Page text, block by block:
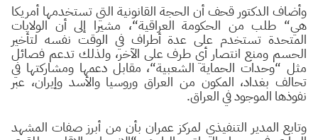
وأضاف الدكتور قحف أن الحجة القانونية التي تستخدمها أمريكا
هي“ طلب من الحكومة العراقية“، مشيرا إلى أن الولايات
المتحدة تستخدم على عدة أطراف في الوقت نفسه لتأخير
الحسم ومنع انتصار أي طرف على الآخر، ولذلك تدعم فصائل
مثل “وحدات الحماية الشعبية“، مقابل دعمها ومشاركتها في
تحالف بغداد، المكون من العراق وروسيا والأسد وإيران، عبر
نفوذها الموجود في العراق.
وتابع المدير التنفيذي لمركز عمران بأن من أبرز صفات المشهد